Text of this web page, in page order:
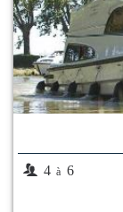
4 à 6